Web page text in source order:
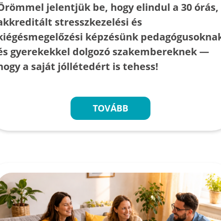
jelentjük be, hogy elindul a 30 órás,
stresszkezelési és
képzésünk
gyerekekkel dolgozó szakembereknek —
a saját jóllétedért is tehess!
TOVÁBB